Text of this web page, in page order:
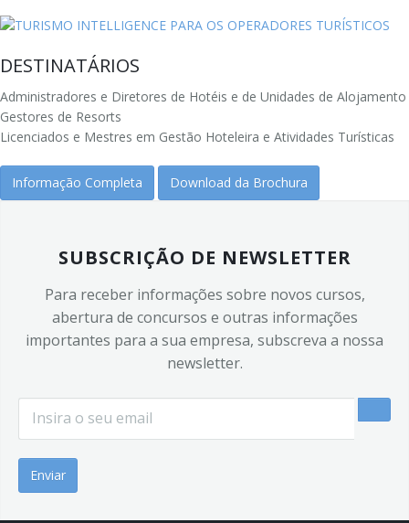
DESTINATÁRIOS
Administradores e Diretores de Hotéis e de Unidades de Alojamento
Gestores de Resorts
Licenciados e Mestres em Gestão Hoteleira e Atividades Turísticas
Informação Completa Download da Brochura
SUBSCRIÇÃO DE NEWSLETTER
Para receber informações sobre novos cursos,
abertura de concursos e outras informações
importantes para a sua empresa, subscreva a nossa
newsletter.